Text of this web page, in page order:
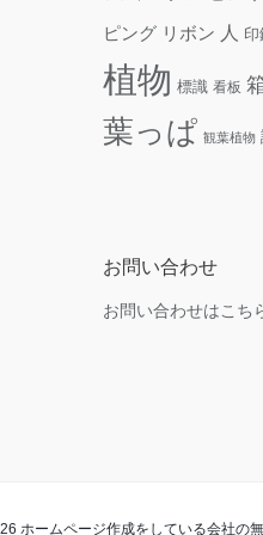
ピング リボン 人 印
植物 標識 看板
葉っぱ 観葉植物
お問い合わせ
お問い合わせはこち
ホームページ作成をしている会社の